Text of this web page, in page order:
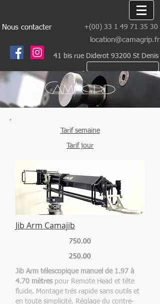
Nous contacter +(00) 33 1 49 71 35 30
location@camagrip.fr
41 bis rue Diderot 93200 St Denis
Tarif semaine
Tarif jour
Jib Arm Camajib
750.00
250.00
Jib Arm télescopique manuel de 1.97 à
4.70 mètrespour Remote Head et tête
fluide. Montage trés rapide sans outils et
en toute simplicité. Réglage du contre-